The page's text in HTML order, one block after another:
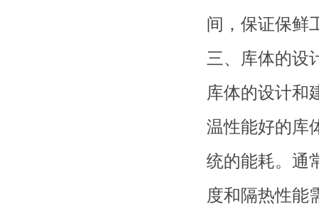
间，保证保鲜
三、
库体的设
库体的设计和
温性能好的库
统的能耗。通
度和隔热性能